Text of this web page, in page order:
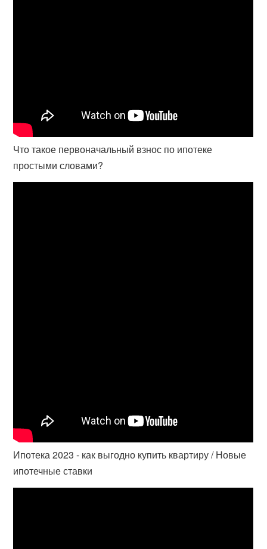
Что такое первоначальный взнос по ипотеке
простыми словами?
Ипотека 2023 - как выгодно купить квартиру / Новые
ипотечные ставки